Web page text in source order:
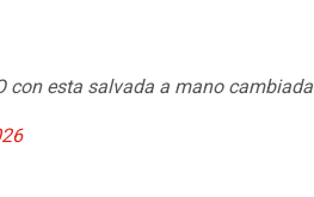
con esta salvada a mano